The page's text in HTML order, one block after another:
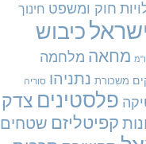
חוק ומשפט חינוך
ישראל כיבוש
מחאה מלחמה
משכורת נתניהו סוריה
פלסטינים צדק
קפיטליזם שטחים